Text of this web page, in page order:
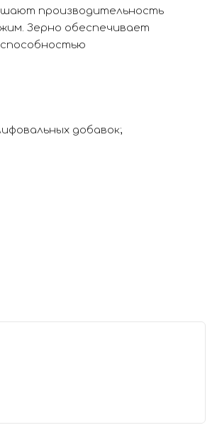
производительность
Зерно обеспечивает
добавок;